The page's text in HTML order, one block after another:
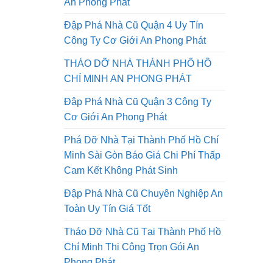
Tháo Dỡ Nhà Đường Lê Quang
Định Quận Gò Vấp Công Ty Cơ Giới
An Phong Phát
Đập Phá Nhà Cũ Quận 4 Uy Tín
Công Ty Cơ Giới An Phong Phát
THÁO DỠ NHÀ THÀNH PHỐ HỒ
CHÍ MINH AN PHONG PHÁT
Đập Phá Nhà Cũ Quận 3 Công Ty
Cơ Giới An Phong Phát
Phá Dỡ Nhà Tại Thành Phố Hồ Chí
Minh Sài Gòn Báo Giá Chi Phí Thấp
Cam Kết Không Phát Sinh
Đập Phá Nhà Cũ Chuyên Nghiệp An
Toàn Uy Tín Giá Tốt